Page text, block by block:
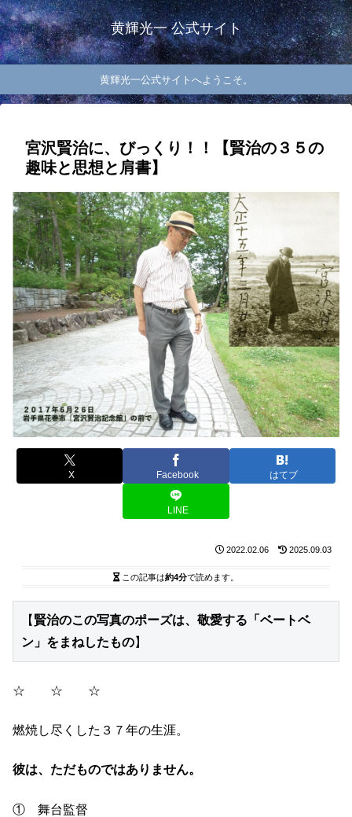
黄輝光一 公式サイト
黄輝光一公式サイトへようこそ。
宮沢賢治に、びっくり！！【賢治の３５の
趣味と思想と肩書】
X Facebook はてブ
LINE
2022.02.06 2025.09.03
この記事は約4分で読めます。
【 賢治のこの写真のポーズは、敬愛する「ベートベ
ン」をまねしたもの】
☆ ☆ ☆
燃焼し尽くした３７年の生涯。
彼は、ただものではありません。
① 舞台監督